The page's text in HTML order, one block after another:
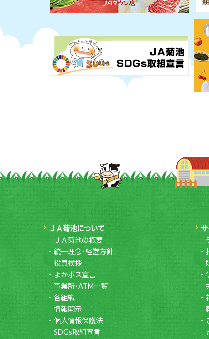
ＪＡ菊池について
ＪＡ菊池の概要
統一理念･経営方針
役員挨拶
よかボス宣言
事業所･ATM一覧
各組織
情報開示
個人情報保護法
SDGs取組宣言